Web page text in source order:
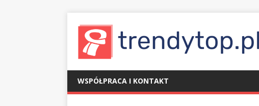
WSPÓŁPRACA I KONTAKT